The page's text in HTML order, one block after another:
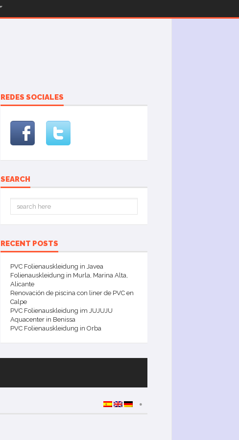
REDES SOCIALES
SEARCH
RECENT POSTS
PVC Folienauskleidung in Javea
Folienauskleidung in Murla, Marina Alta,
Alicante
Renovación de piscina con liner de PVC en
Calpe
PVC Folienauskleidung im JUJUJU
Aquacenter in Benissa
PVC Folienauskleidung in Orba